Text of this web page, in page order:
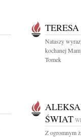
Nataszy
kochanej
Tomek
ŚWIAT
Z ogromnym